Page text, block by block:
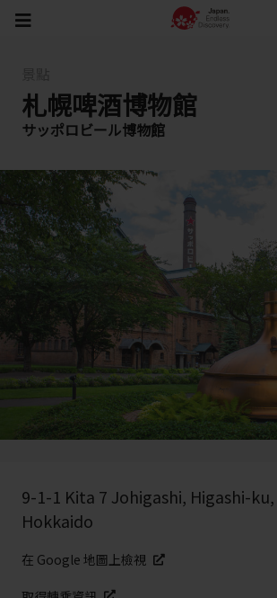
札幌啤酒博物館
サッポロビール博物館
9-1-1 Kita 7 Johigashi, Higashi-
Hokkaido
在 Google 地圖上檢視